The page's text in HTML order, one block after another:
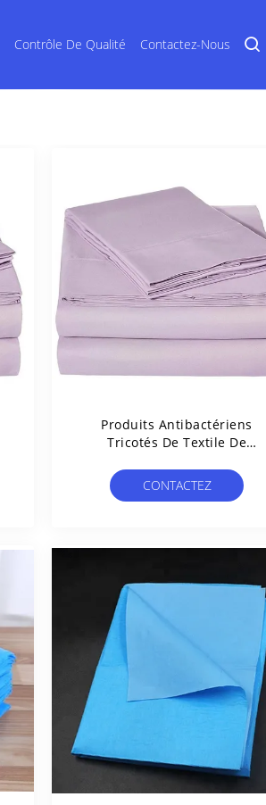
Contrôle De Qualité Contactez-Nous
Produits Antibactériens
Tricotés De Textile De
Literie Écologiques
CONTACTEZ